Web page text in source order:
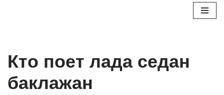
Кто поет лада седан
баклажан